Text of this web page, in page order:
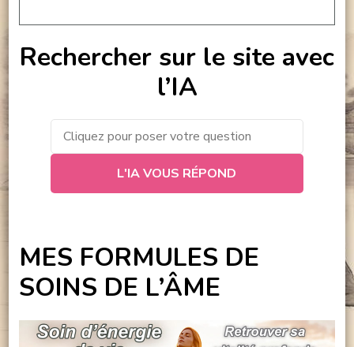
Rechercher sur le site avec
l’IA
L'IA VOUS RÉPOND
MES FORMULES DE
SOINS DE L’ÂME